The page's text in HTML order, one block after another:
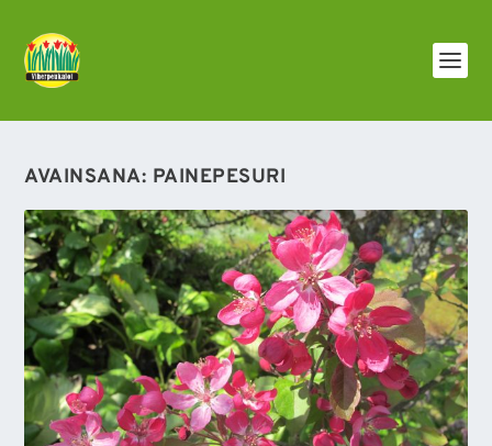
AVAINSANA: PAINEPESURI